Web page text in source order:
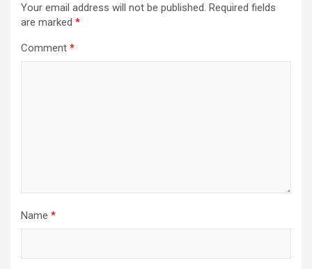
Your email address will not be published. Required fields
are marked *
Comment *
Name *